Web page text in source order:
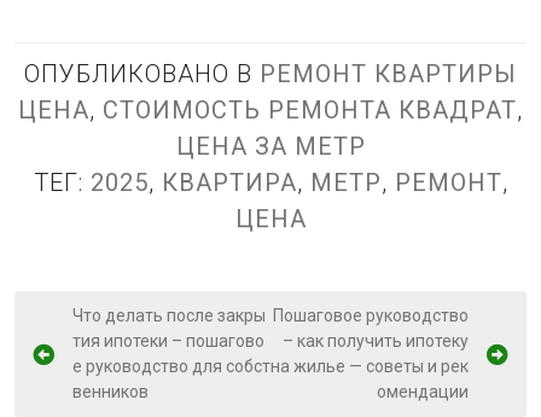
ОПУБЛИКОВАНО В РЕМОНТ КВАРТИРЫ
ЦЕНА, СТОИМОСТЬ РЕМОНТА КВАДРАТ,
ЦЕНА ЗА МЕТР
ТЕГ: 2025, КВАРТИРА, МЕТР, РЕМОНТ,
ЦЕНА
а
Что делать после закры
тия ипотеки – пошагово
е руководство для собст
венников
Пошаговое руководство
– как получить ипотеку
на жилье — советы и рек
омендации